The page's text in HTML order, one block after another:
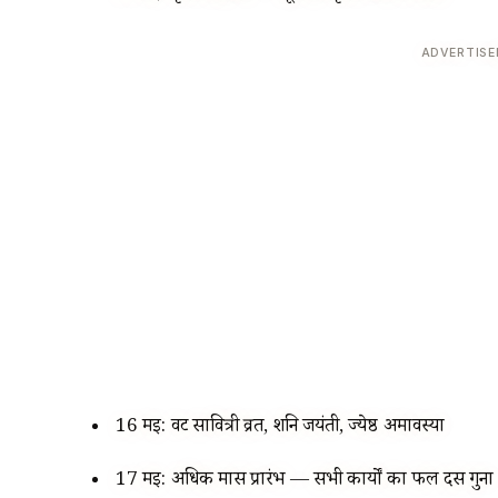
16 मई: वट सावित्री व्रत, शनि जयंती, ज्येष्ठ अमावस्या
17 मई: अधिक मास प्रारंभ — सभी कार्यों का फल दस गुना